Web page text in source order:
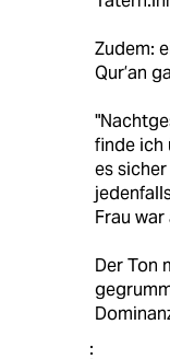
Zudem:
Qur’an
finde ich
es
Frau
Der Ton